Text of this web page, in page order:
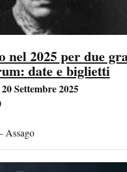
nel 2025 per due
date e biglietti
Settembre 2025
Assago